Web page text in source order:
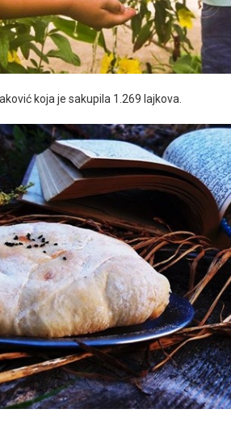
koja je sakupila 1.269 lajkova.